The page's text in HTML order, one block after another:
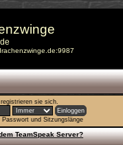
registrieren sie sich.
und Sitzungslänge
TeamSpeak Server?